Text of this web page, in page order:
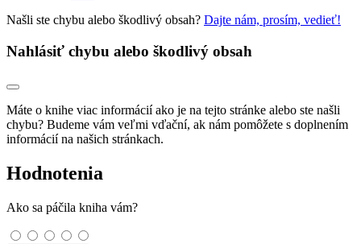
Našli ste chybu alebo škodlivý obsah? Dajte nám, prosím, vedieť!
Nahlásiť chybu alebo škodlivý obsah
Máte o knihe viac informácií ako je na tejto stránke alebo ste našli
chybu? Budeme vám veľmi vďační, ak nám pomôžete s doplnením
informácií na našich stránkach.
Hodnotenia
Ako sa páčila kniha vám?